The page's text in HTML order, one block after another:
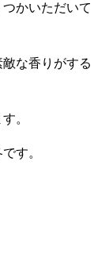
かいただいて
な香りがする
。
す。